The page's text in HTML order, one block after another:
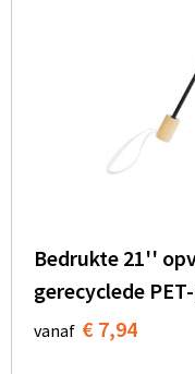
Bedrukte 21''
gerecyclede
vanaf € 7,94